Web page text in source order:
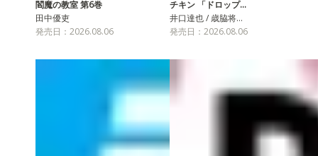
閻魔の教室 第6巻
田中優吏
発売日：2026.08.06
チキン 「ドロップ…
井口達也 / 歳脇将…
発売日：2026.08.06